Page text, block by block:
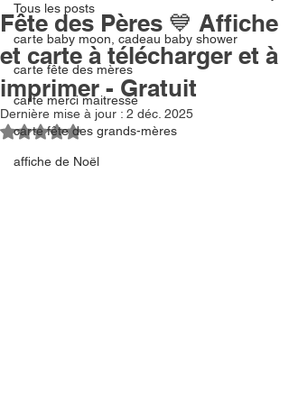
Tous les posts
carte baby moon, cadeau baby shower
carte fête des mères
carte merci maitresse
carte fête des grands-mères
affiche de Noël
Fête des Pères 💙 Affiche
et carte à télécharger et à
imprimer - Gratuit
Dernière mise à jour : 2 déc. 2025
Noté NaN étoiles sur 5.